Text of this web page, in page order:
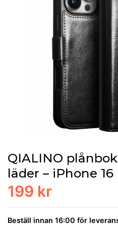
QIALINO
läder – iPhone 16
199 kr
Beställ innan 16:00 för